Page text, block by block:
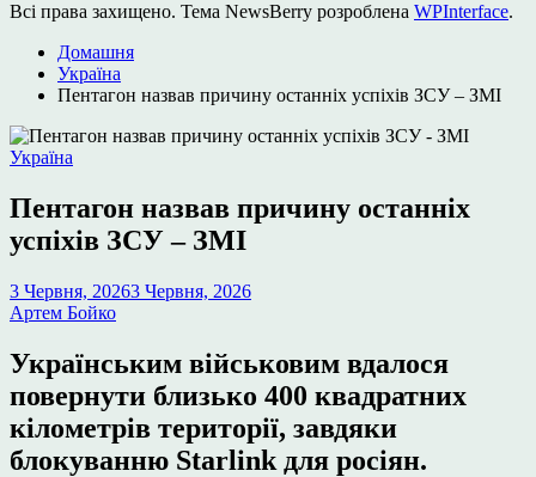
Всі права захищено. Тема NewsBerry розроблена WPInterface.
Домашня
Україна
Пентагон назвав причину останніх успіхів ЗСУ – ЗМІ
Опублікувати
Україна
Пентагон назвав причину останніх
успіхів ЗСУ – ЗМІ
3 Червня, 20263 Червня, 2026
Артем Бойко
Українським військовим вдалося
повернути близько 400 квадратних
кілометрів території, завдяки
блокуванню Starlink для росіян.